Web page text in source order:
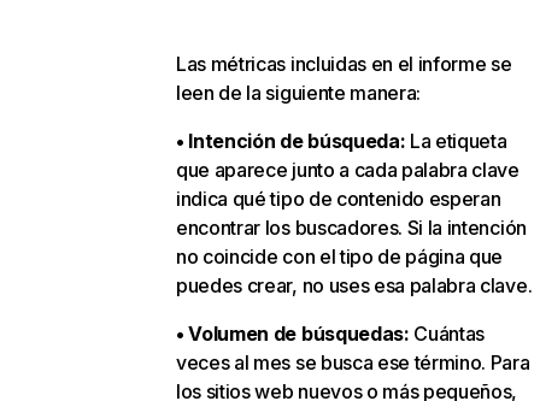
Las métricas incluidas en el informe se
leen de la siguiente manera:
• Intención de búsqueda: La etiqueta
que aparece junto a cada palabra clave
indica qué tipo de contenido esperan
encontrar los buscadores. Si la intención
no coincide con el tipo de página que
puedes crear, no uses esa palabra clave.
• Volumen de búsquedas: Cuántas
veces al mes se busca ese término. Para
los sitios web nuevos o más pequeños,